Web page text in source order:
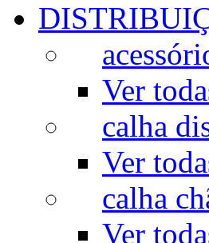
Ver
calha
Ver
calha
Ver